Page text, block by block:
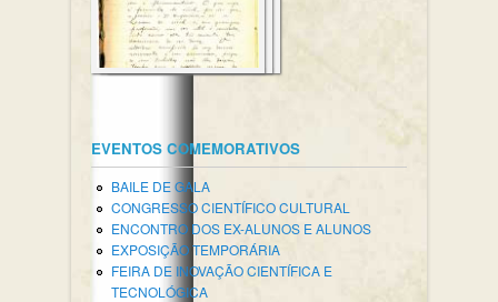
EVENTOS COMEMORATIVOS
BAILE DE GALA
CONGRESSO CIENTÍFICO CULTURAL
ENCONTRO DOS EX-ALUNOS E ALUNOS
EXPOSIÇÃO TEMPORÁRIA
FEIRA DE INOVAÇÃO CIENTÍFICA E
TECNOLÓGICA